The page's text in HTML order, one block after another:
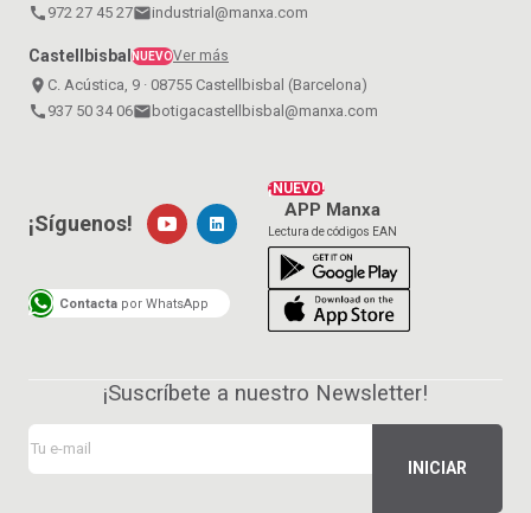
call 972 27 45 27emailindustrial@manxa.com
CastellbisbalNUEVOVer más
place C. Acústica, 9 · 08755 Castellbisbal (Barcelona)
call 937 50 34 06emailbotigacastellbisbal@manxa.com
¡NUEVO!
APP Manxa
Lectura de códigos EAN
¡Síguenos!
Contacta por WhatsApp
¡Suscríbete a nuestro Newsletter!